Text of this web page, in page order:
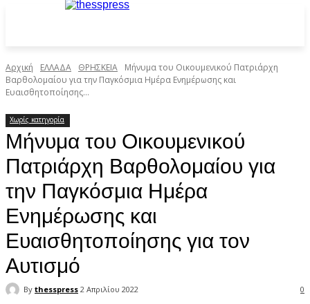
Αρχική ΕΛΛΑΔΑ ΘΡΗΣΚΕΙΑ
Μήνυμα του Οικουμενικού Πατριάρχη
Βαρθολομαίου για την Παγκόσμια Ημέρα Ενημέρωσης και
Ευαισθητοποίησης...
Χωρίς κατηγορία
Μήνυμα του Οικουμενικού
Πατριάρχη Βαρθολομαίου για
την Παγκόσμια Ημέρα
Ενημέρωσης και
Ευαισθητοποίησης για τον
Αυτισμό
By thesspress 2 Απριλίου 2022 0